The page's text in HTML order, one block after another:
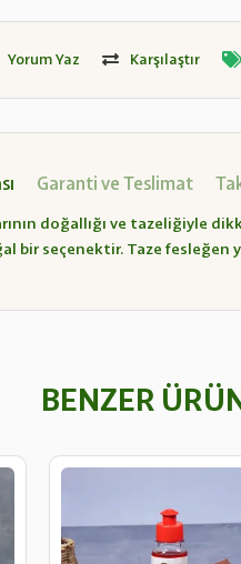
Yorum Yaz Karşılaştır
Garanti ve Teslimat
doğallığı ve tazeliğiyle
bir seçenektir. Taze
BENZER